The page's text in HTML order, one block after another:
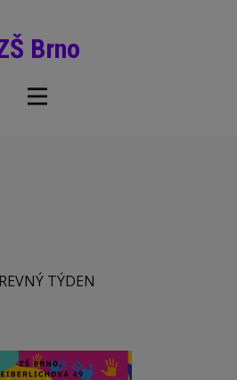
Brno
TÝDEN